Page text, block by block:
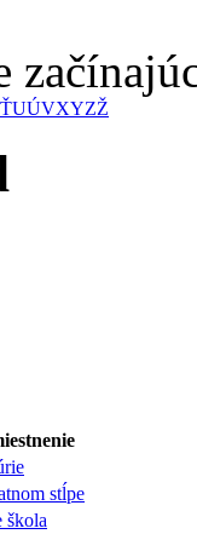
ŤUÚVXYZŽ
stĺpe
škola